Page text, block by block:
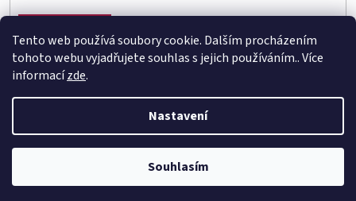
Tento web používá soubory cookie. Dalším procházením
tohoto webu vyjadřujete souhlas s jejich používáním.. Více
informacízde.
Nastavení
Souhlasím
Vytvořil Shoptet
Copyright 2026elektro.q-elektrik.cz. Všechna práva
vyhrazena.